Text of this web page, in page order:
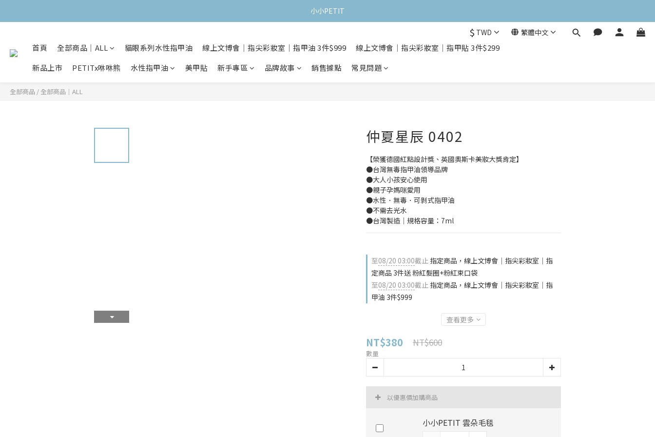
小小PETIT
$ TWD 繁體中文
首頁 全部商品｜ALL 貓眼系列水性指甲油 線上文博會｜指尖彩妝室｜指甲油 3件$999
線上文博會｜指尖彩妝室｜指甲貼 3件$299
新品上市
PETITx咻咻熊 水性指甲油 美甲貼 新手專區 品牌故事 銷售據點 常見問題
全部商品 / 全部商品｜ALL
仲夏星辰 0402
【榮獲德國紅點設計獎、英國奧斯卡美妝大獎肯定】
●台灣無毒指甲油領導品牌
●大人小孩安心使用
●親子孕媽咪愛用
●水性．無毒．可剝式指甲油
●不需去光水
●台灣製造｜規格容量：7ml
至08/20 03:00截止 指定商品，線上文博會｜指尖彩妝室｜指
定商品 3件送 粉紅髮圈+粉紅束口袋
至08/20 03:00截止 指定商品，線上文博會｜指尖彩妝室｜指
甲油 3件$999
查看更多
NT$380 NT$600
數量
以優惠價加購商品
小小PETIT 雲朵毛毯